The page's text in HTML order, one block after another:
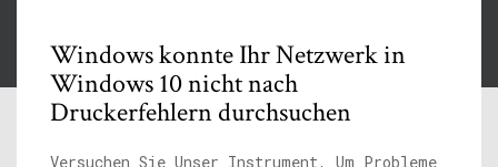
Windows konnte Ihr Netzwerk in
Windows 10 nicht nach
Druckerfehlern durchsuchen
Versuchen Sie Unser Instrument, Um Probleme